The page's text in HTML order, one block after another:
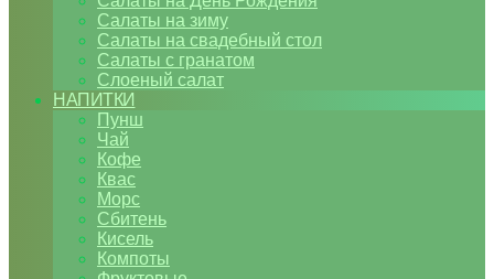
Салаты на зиму
Салаты на свадебный стол
Салаты с гранатом
Слоеный салат
НАПИТКИ
Пунш
Чай
Кофе
Квас
Морс
Сбитень
Кисель
Компоты